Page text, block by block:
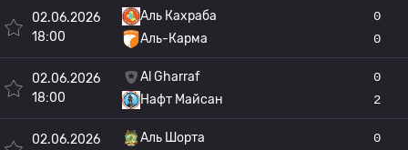
02.06.2026
18:00
Аль Кахраба
Аль-Карма
0
0
02.06.2026
18:00
Al Gharraf
Нафт Майсан
0
2
02.06.2026
Аль Шорта
0